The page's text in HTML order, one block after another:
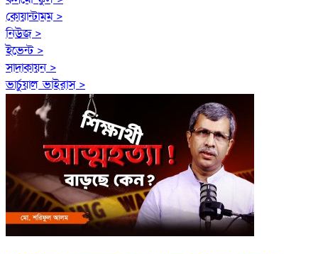
কোয়ান্টামম >
নিউজ >
ইভেন্ট >
সাদাকায়ন >
ভার্চুয়াল ভাইরাস >